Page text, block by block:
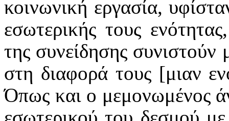
κοινωνική εργασία,
εσωτερικής τους
της συνείδησης συνιστούν
στη διαφορά τους [μιαν
Όπως και ο μεμονωμένος